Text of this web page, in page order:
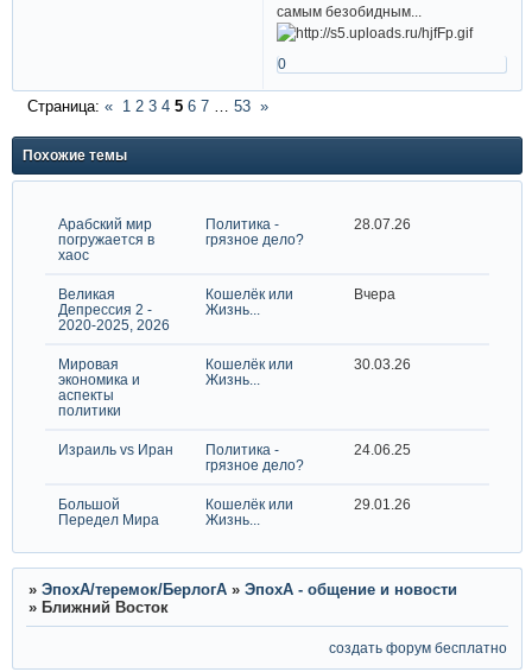
самым безобидным...
0
Страница: « 1 2 3 4 5 6 7 53 »
Похожие темы
Арабский мир
погружается в
хаос
Политика -
грязное дело?
28.07.26
Великая
Депрессия 2 -
2020-2025, 2026
Кошелёк или
Жизнь...
Вчера
Мировая
экономика и
аспекты
политики
Кошелёк или
Жизнь...
30.03.26
Израиль vs Иран
Политика -
грязное дело?
24.06.25
Большой
Передел Мира
Кошелёк или
Жизнь...
29.01.26
» ЭпохА/теремок/БерлогА » ЭпохА - общение и новости
» Ближний Восток
создать форум бесплатно